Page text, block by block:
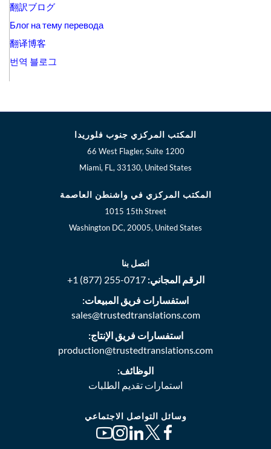
翻訳ブログ
Блог на тему перевода
翻译博客
번역 블로그
المكتب المركزي جنوب فلوريدا
66 West Flagler, Suite 1200
Miami, FL, 33130, United States
المكتب المركزي في واشنطن العاصمة
1015 15th Street
Washington DC, 20005, United States
اتصل بنا
الرقم المجاني: +1 (877) 255-0717
استفسارات فريق المبيعات:
sales@trustedtranslations.com
استفسارات فريق الإنتاج:
production@trustedtranslations.com
الوظائف:
استمارات تقديم الطلبات
وسائل التواصل الاجتماعي